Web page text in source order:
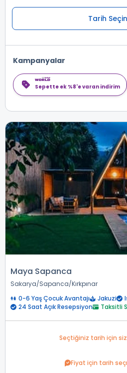
Tarih
Kampanyalar
Sepette ek %8'e varan indirim
Maya Sapanca
Sakarya Sapanca Kırkpınar
0-6 Yaş Çocuk Avantajı
Jakuzi
24 Saat Açık Resepsiyon
Taksitli
Seçtiğiniz tarih için
Fiyat için tarih